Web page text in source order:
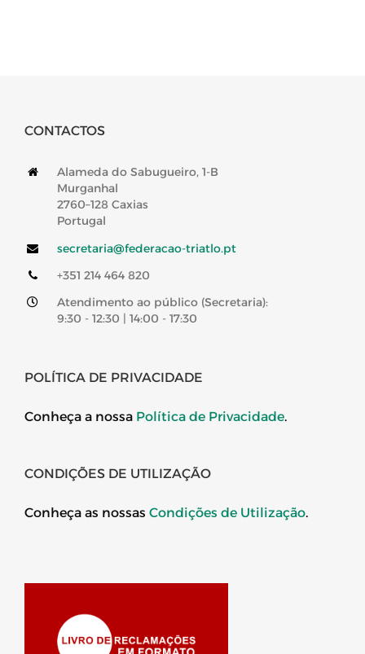
CONTACTOS
Alameda do Sabugueiro, 1-B
Murganhal
2760–128 Caxias
Portugal
secretaria@federacao-triatlo.pt
+351 214 464 820
Atendimento ao público (Secretaria):
9:30 - 12:30 | 14:00 - 17:30
POLÍTICA DE PRIVACIDADE
Conheça a nossa Política de Privacidade.
CONDIÇÕES DE UTILIZAÇÃO
Conheça as nossas Condições de Utilização.